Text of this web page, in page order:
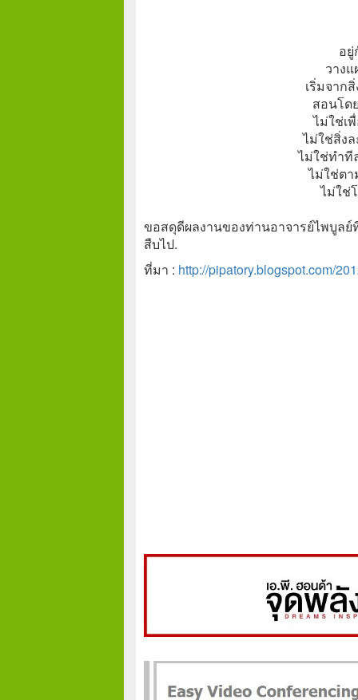
อยู่
วาง
เริ่มจาก
สอนโด
ไม่ใช่เ
ไม่ใช่สิ่ง
ไม่ใช่ทำที
ไม่ใช่ตา
ไม่ใช่
ขอสดุดีผลงานของท่านอาจารย์ไพบูล
สืบไป.
ที่มา : http://pipatory.blogspot.com/